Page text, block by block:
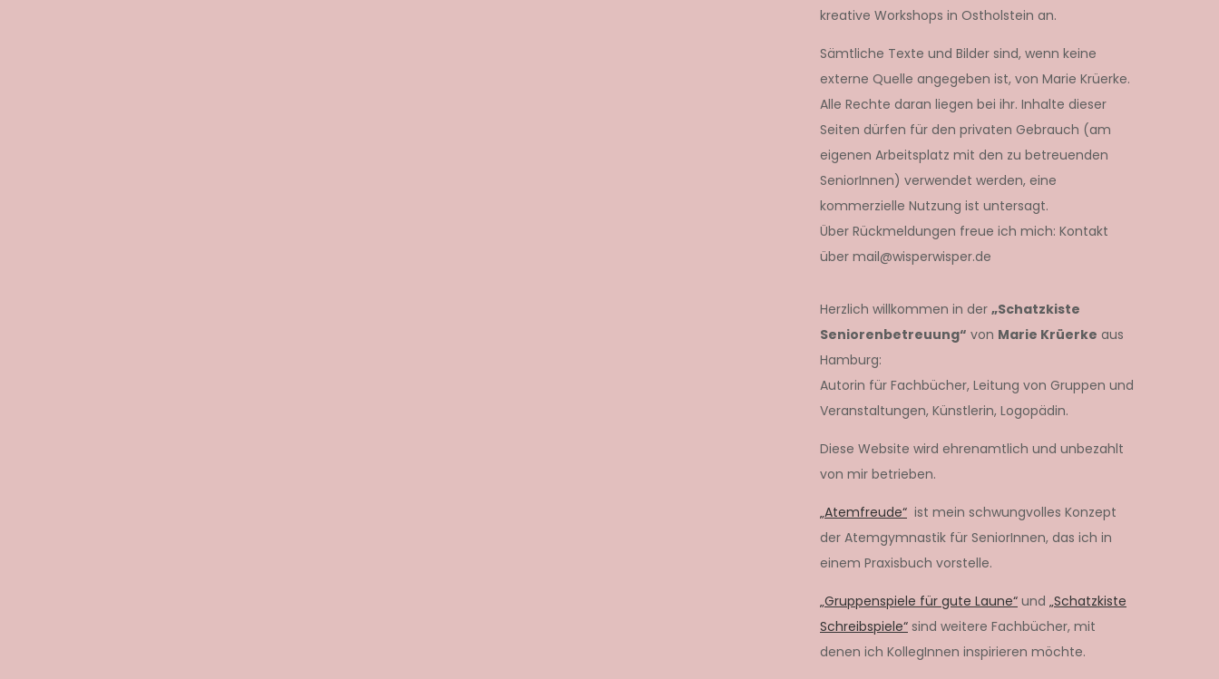
kreative Workshops in Ostholstein an.
Sämtliche Texte und Bilder sind, wenn keine
externe Quelle angegeben ist, von Marie Krüerke.
Alle Rechte daran liegen bei ihr. Inhalte dieser
Seiten dürfen für den privaten Gebrauch (am
eigenen Arbeitsplatz mit den zu betreuenden
SeniorInnen) verwendet werden, eine
kommerzielle Nutzung ist untersagt.
Über Rückmeldungen freue ich mich: Kontakt
über mail@wisperwisper.de
Herzlich willkommen in der „Schatzkiste
Seniorenbetreuung“ von Marie Krüerke aus
Hamburg:
Autorin für Fachbücher, Leitung von Gruppen und
Veranstaltungen, Künstlerin, Logopädin.
Diese Website wird ehrenamtlich und unbezahlt
von mir betrieben.
„Atemfreude“ ist mein schwungvolles Konzept
der Atemgymnastik für SeniorInnen, das ich in
einem Praxisbuch vorstelle.
„Gruppenspiele für gute Laune“ und „Schatzkiste
Schreibspiele“ sind weitere Fachbücher, mit
denen ich KollegInnen inspirieren möchte.